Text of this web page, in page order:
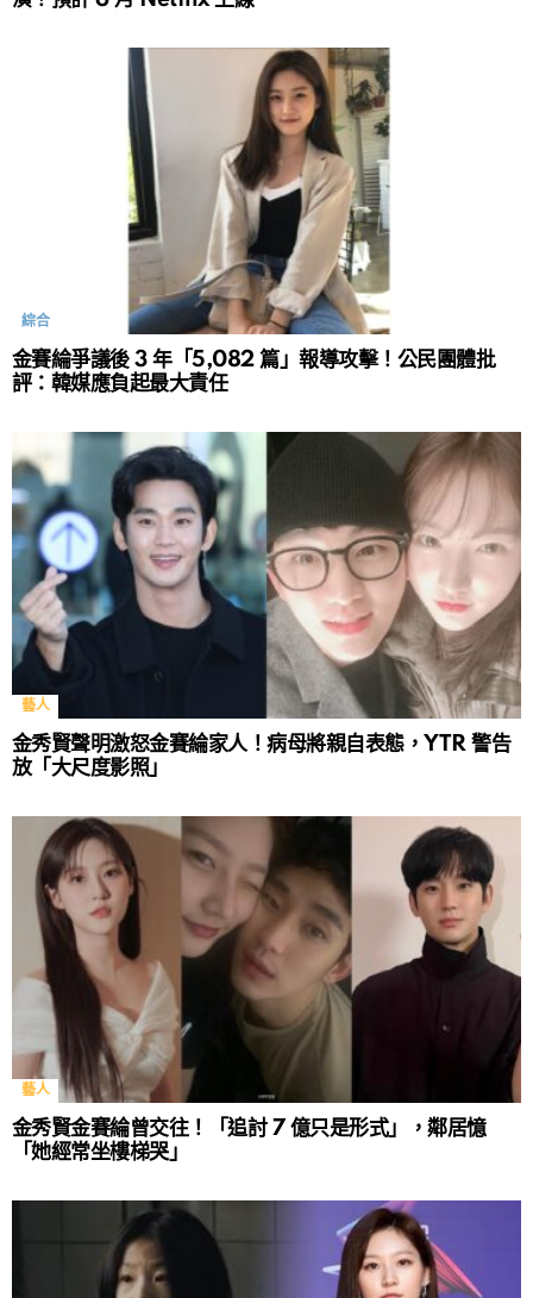
綜合
金賽綸爭議後 3 年「5,082 篇」報導攻擊！公民團體批
評：韓媒應負起最大責任
藝人
金秀賢聲明激怒金賽綸家人！病母將親自表態，YTR 警告
放「大尺度影照」
藝人
金秀賢金賽綸曾交往！「追討 7 億只是形式」，鄰居憶
「她經常坐樓梯哭」